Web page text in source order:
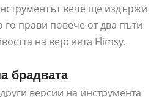
вече ще издържи
го прави повече от два пъти
на версията Flimsy.
брадвата
версии на инструмента